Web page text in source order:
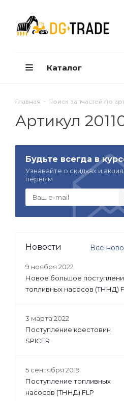
Каталог
Главная - Поиск запчастей по
Артикул
Будьте всегда в
Узнавайте о скидках и
первым
Новости Все
9 ноября 2022
Новое большое
топливных насосов (ТННД)
3 марта 2022
Поступление крестовин
SPICER
5 сентября 2019
Поступление топливных
насосов (ТННД) FLP